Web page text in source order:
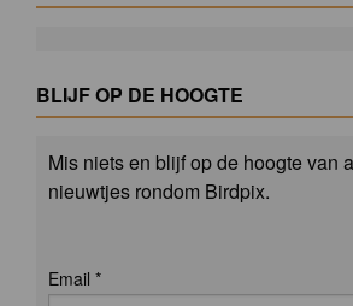
BLIJF OP DE HOOGTE
Mis niets en blijf op de hoogte van
nieuwtjes rondom Birdpix.
Email *